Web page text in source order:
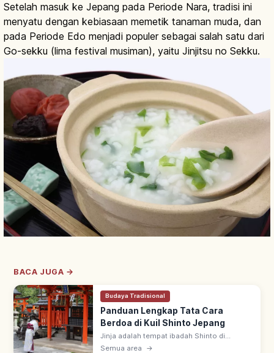
Setelah masuk ke Jepang pada Periode Nara, tradisi ini
menyatu dengan kebiasaan memetik tanaman muda, dan
pada Periode Edo menjadi populer sebagai salah satu dari
Go-sekku (lima festival musiman), yaitu Jinjitsu no Sekku.
BACA JUGA →
Budaya Tradisional
Panduan Lengkap Tata Cara
Berdoa di Kuil Shinto Jepang
Jinja adalah tempat ibadah Shinto di
Jepang, ada sekitar 80.000 di seluruh
Semua area →